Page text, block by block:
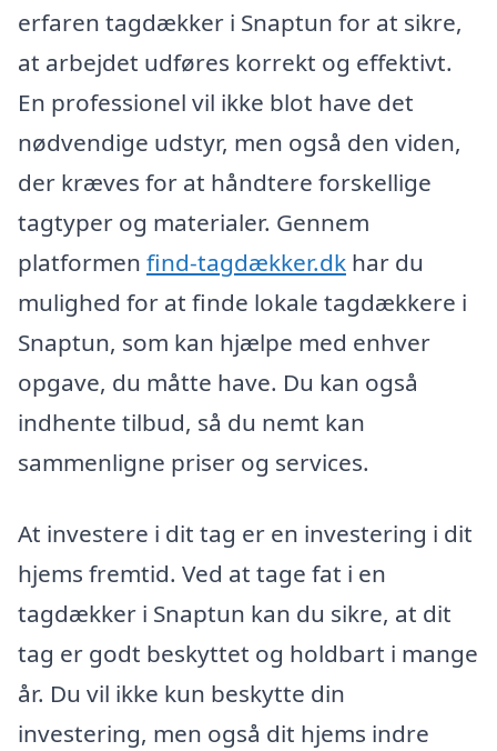
erfaren tagdækker i Snaptun for at sikre,
at arbejdet udføres korrekt og effektivt.
En professionel vil ikke blot have det
nødvendige udstyr, men også den viden,
der kræves for at håndtere forskellige
tagtyper og materialer. Gennem
platformen find-tagdækker.dk har du
mulighed for at finde lokale tagdækkere i
Snaptun, som kan hjælpe med enhver
opgave, du måtte have. Du kan også
indhente tilbud, så du nemt kan
sammenligne priser og services.
At investere i dit tag er en investering i dit
hjems fremtid. Ved at tage fat i en
tagdækker i Snaptun kan du sikre, at dit
tag er godt beskyttet og holdbart i mange
år. Du vil ikke kun beskytte din
investering, men også dit hjems indre